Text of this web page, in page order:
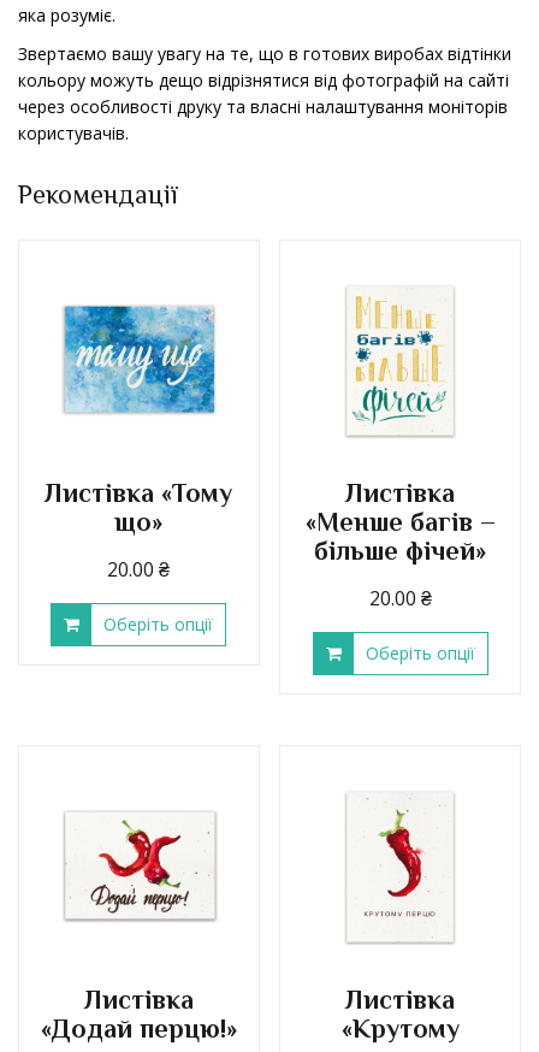
яка розуміє.
Звертаємо вашу увагу на те, що в готових виробах відтінки
кольору можуть дещо відрізнятися від фотографій на сайті
через особливості друку та власні налаштування моніторів
користувачів.
Рекомендації
Листівка «Тому
що»
20.00₴
Оберіть опції
Листівка
«Менше багів –
більше фічей»
20.00 ₴
Оберіть опції
Листівка
«Додай перцю!»
Листівка
«Крутому